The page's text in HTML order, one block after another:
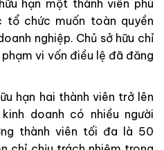
hạn một thành viên phù
tổ chức muốn toàn quyền
nghiệp. Chủ sở hữu chỉ
vi vốn điều lệ đã đăng
hạn hai thành viên trở lên
doanh có nhiều người
thành viên tối đa là 50